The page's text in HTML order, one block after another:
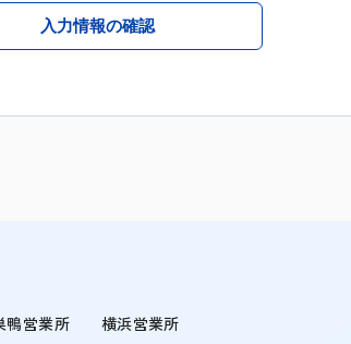
入力情報の確認
鴨営業所
横浜営業所